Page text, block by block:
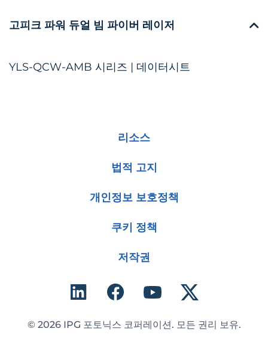
고피크 파워 듀얼 빔 파이버 레이저
YLS-QCW-AMB 시리즈 | 데이터시트
리소스
법적 고지
개인정보 보호정책
쿠키 정책
저작권
© 2026 IPG 포토닉스 코퍼레이션. 모든 권리 보유.